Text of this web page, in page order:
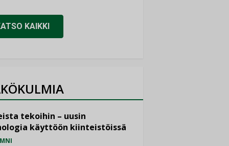
KAIKKI
tekoihin – uusin
käyttöön kiinteistöissä